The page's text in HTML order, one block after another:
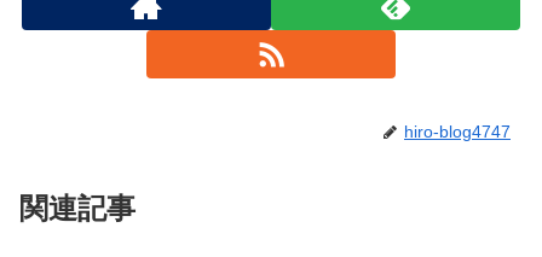
hiro-blog4747
関連記事